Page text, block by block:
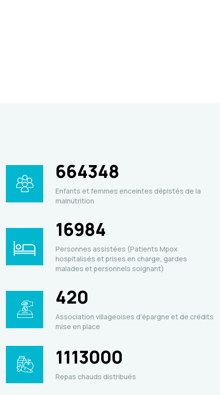
664348
Enfants et femmes enceintes dépistés de la
malnutrition
16984
Personnes assistées (Patients Mpox
hospitalisés et prises en charge, gardes
malades et personnels soignant)
420
Association villageoises d'épargne et de crédits
mise en place
1113000
Repas chauds distribués